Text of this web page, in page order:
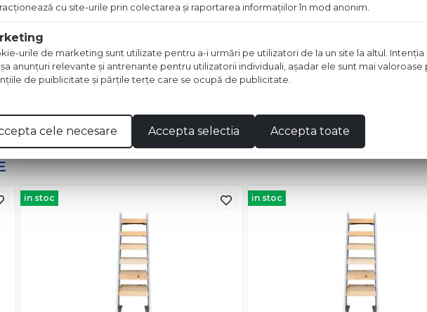
FAIANTA OPERA 50X20 CM MARO
41.90 lei /m 2
in stoc in stoc
cu site-urile prin colectarea şi raportarea informaţiilor în mod anonim.
urile de marketing sunt utilizate pentru a-i urmări pe utilizatori de la un site la altul. Intenţia
anunţuri relevante şi antrenante pentru utilizatorii individuali, aşadar ele sunt mai valoroase
de puiblicitate şi părţile terţe care se ocupă de publicitate.
cele necesare Accepta selectia Accepta toate